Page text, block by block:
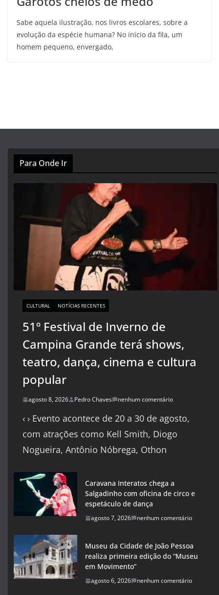
Sabe aquela ilustração, nos livros escolares, sobre a
evolução da espécie humana? No início da fila, um
homem pequeno, envergado,
Para Onde Ir
CULTURAL NOTÍCIAS RECENTES
51º Festival de Inverno de
Campina Grande terá shows,
teatro, dança, cinema e cultura
popular
agosto 8, 2026 Pedro Chaves nenhum comentário
‹ › Evento acontece de 20 a 30 de agosto,
com atrações como Kell Smith, Diogo
Nogueira, Antônio Nóbrega, Othon
Caravana Interatos chega a
Salgadinho com oficina de circo e
espetáculo de dança
agosto 7, 2026 nenhum comentário
Museu da Cidade de João Pessoa
realiza primeira edição do “Museu
em Movimento”
agosto 6, 2026 nenhum comentário